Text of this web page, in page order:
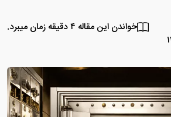
خواندن این مقاله ۴ دقیقه زمان میبرد.